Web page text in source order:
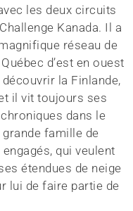
les deux circuits
Kanada. Il a
réseau de
d’est en ouest
la Finlande,
il vit toujours ses
dans le
famille de
qui veulent
étendues de neige
lui de faire partie de